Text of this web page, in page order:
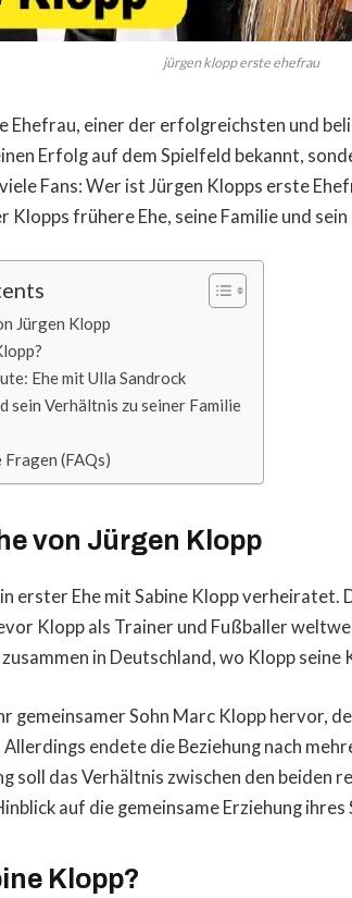
jürgen klopp erste ehefrau
Ehefrau, einer der erfolgreichsten und
Erfolg auf dem Spielfeld bekannt,
Fans: Wer ist Jürgen Klopps erste
Klopps frühere Ehe, seine Familie und
Jürgen Klopp
Ehe mit Ulla Sandrock
sein Verhältnis zu seiner Familie
(FAQs)
von Jürgen Klopp
erster Ehe mit Sabine Klopp verheiratet.
Klopp als Trainer und Fußballer
in Deutschland, wo Klopp seine
gemeinsamer Sohn Marc Klopp hervor,
endete die Beziehung nach
soll das Verhältnis zwischen den beiden
auf die gemeinsame Erziehung ihres
Klopp?